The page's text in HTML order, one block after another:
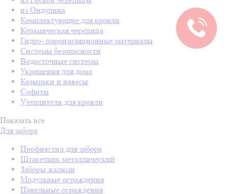
из Ондулина
Комплектующие для кровли
Керамическая черепица
Гидро- пароизоляционные материалы
Системы безопасности
Водосточные системы
Украшения для дома
Козырьки и навесы
Софиты
Утеплители для кровли
Показать все
Для забора
Профнастил для забора
Штакетник металлический
Заборы жалюзи
Модульные ограждения
Панельные ограждения